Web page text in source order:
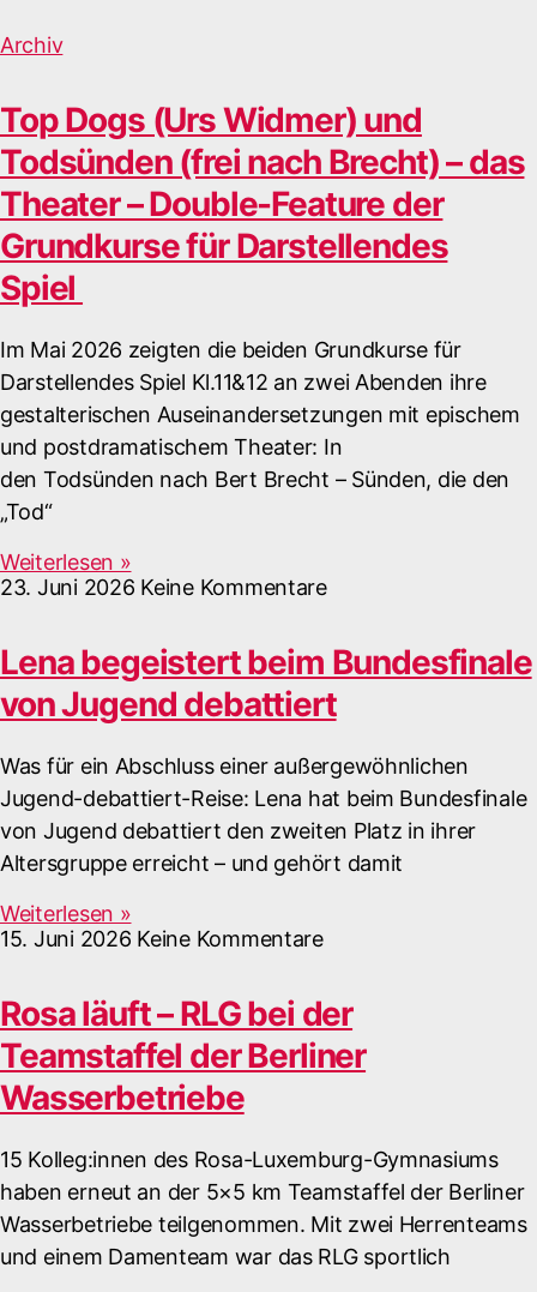
Archiv
Top Dogs (Urs Widmer) und
Todsünden (frei nach Brecht) – das
Theater – Double-Feature der
Grundkurse für Darstellendes
Spiel
Im Mai 2026 zeigten die beiden Grundkurse für
Darstellendes Spiel Kl.11&12 an zwei Abenden ihre
gestalterischen Auseinandersetzungen mit epischem
und postdramatischem Theater: In
den Todsünden nach Bert Brecht – Sünden, die den
„Tod“
Weiterlesen »
23. Juni 2026 Keine Kommentare
Lena begeistert beim Bundesfinale
von Jugend debattiert
Was für ein Abschluss einer außergewöhnlichen
Jugend-debattiert-Reise: Lena hat beim Bundesfinale
von Jugend debattiert den zweiten Platz in ihrer
Altersgruppe erreicht – und gehört damit
Weiterlesen »
15. Juni 2026 Keine Kommentare
Rosa läuft – RLG bei der
Teamstaffel der Berliner
Wasserbetriebe
15 Kolleg:innen des Rosa-Luxemburg-Gymnasiums
haben erneut an der 5×5 km Teamstaffel der Berliner
Wasserbetriebe teilgenommen. Mit zwei Herrenteams
und einem Damenteam war das RLG sportlich